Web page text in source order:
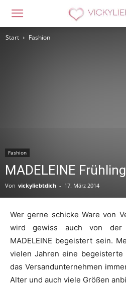
Start Fashion
Fashion
MADELEINE
Von vickyliebtdich - 17. März 2014
Wer gerne schicke Ware von
wird gewiss auch von der
MADELEINE begeistert sein.
vielen Jahren eine begeisterte
das Versandunternehmen
Alter und auch viele Größen